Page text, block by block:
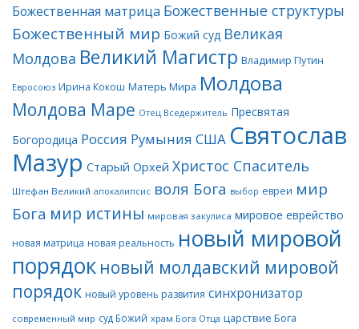
Божественная матрица Божественные структуры
Божественный мир Божий суд Великая
Молдова Великий Магистр Владимир Путин
Евросоюз Ирина Кокош Матерь Мира Молдова
Молдова Маре Отец Вседержитель Пресвятая
Богородица Россия Румыния США Святослав
Мазур Старый Орхей Христос Спаситель
Штефан Великий апокалипсис воля Бога выбор евреи мир
Бога мир истины мировая закулиса мировое еврейство
новая матрица новая реальность новый мировой
порядок новый молдавский мировой
порядок новый уровень развития синхронизатор
современный мир суд Божий храм Бога Отца царствие Бога